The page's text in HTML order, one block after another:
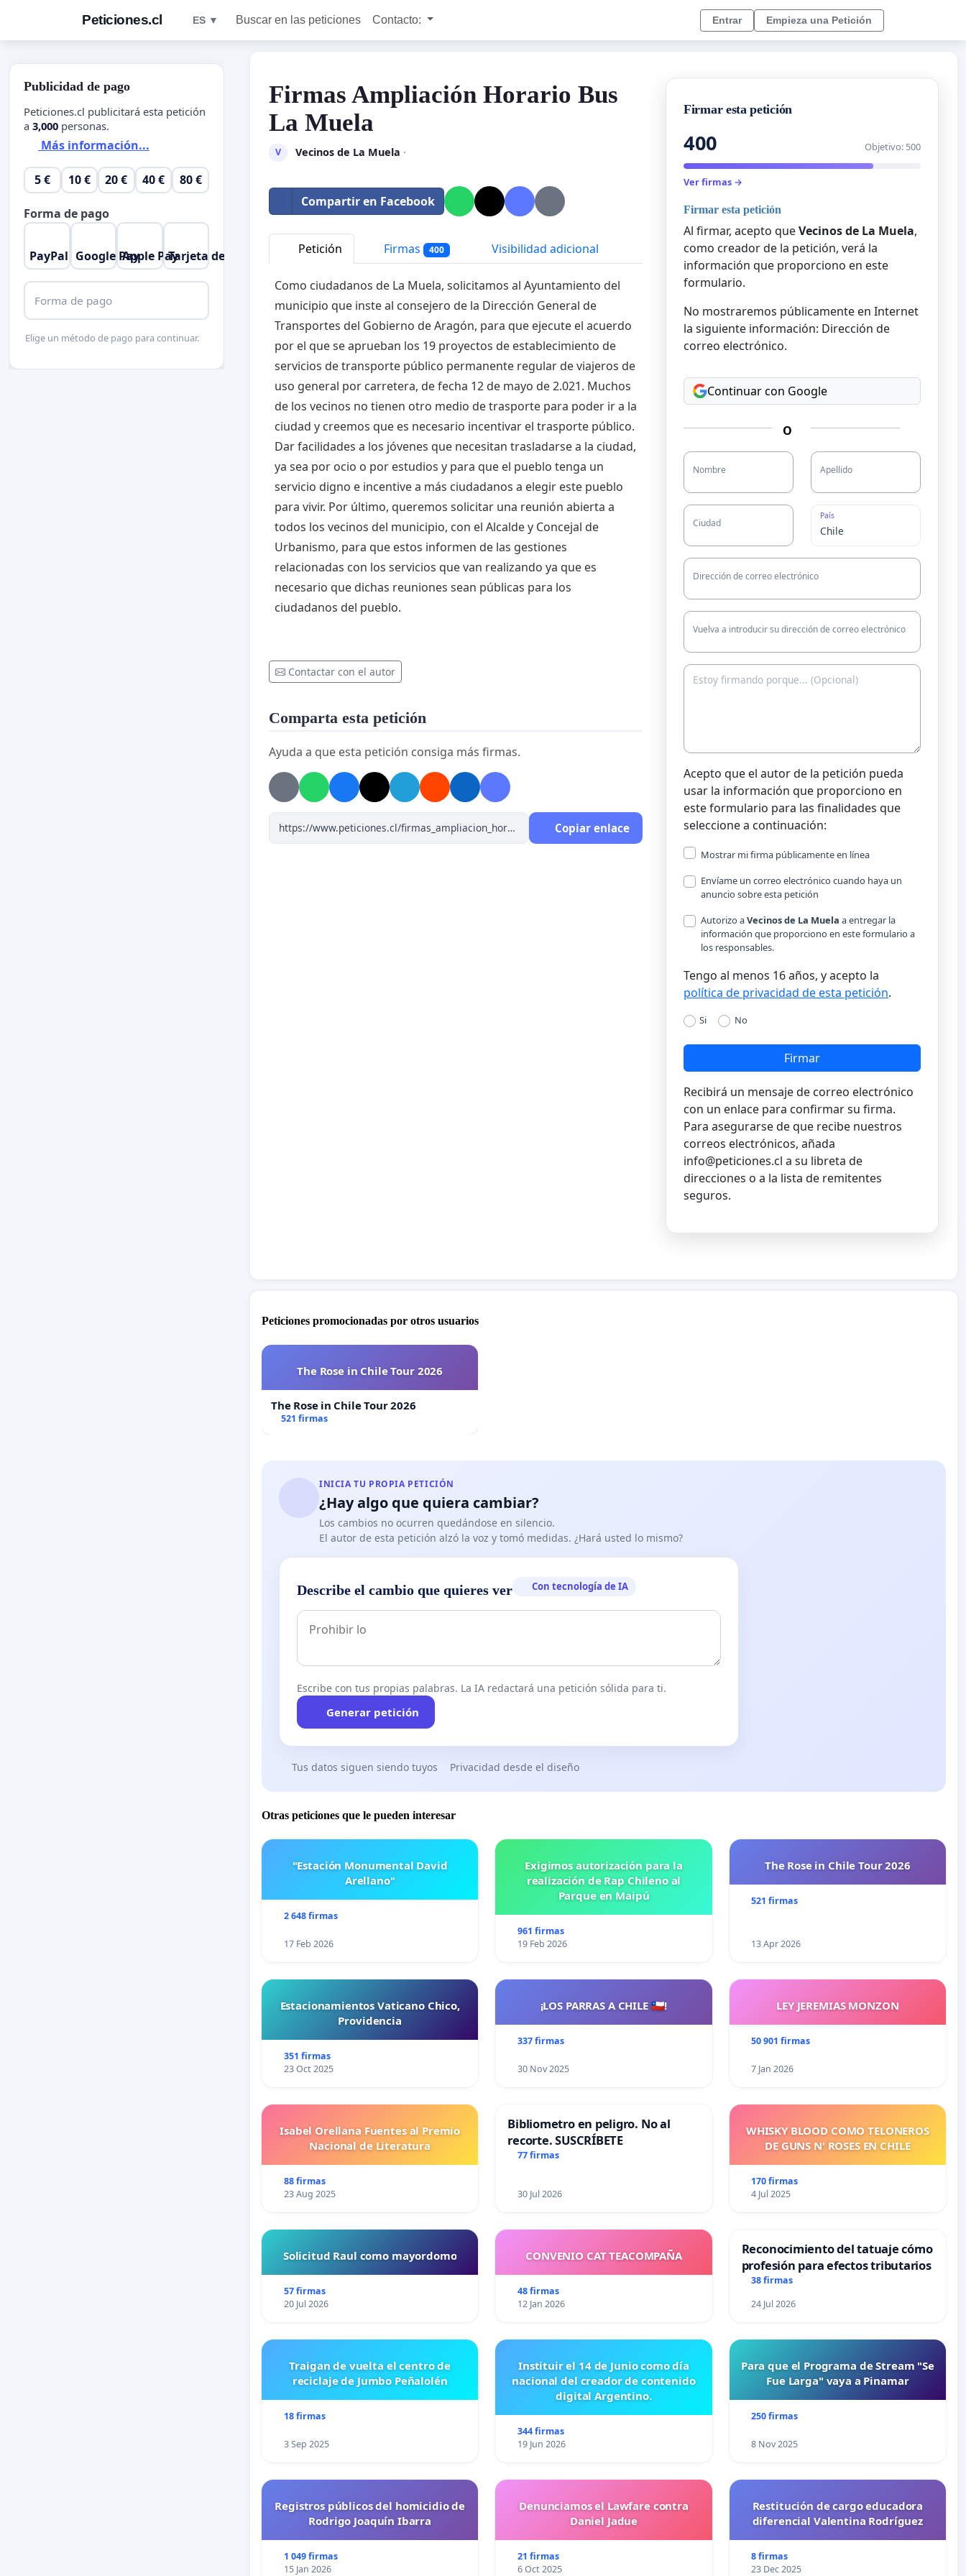
Peticiones.cl ES ▼ Buscar en las peticiones Contacto: Entrar Empieza una Petición
Firmas Ampliación Horario Bus
La Muela
V Vecinos de La Muela ·
Compartir en Facebook
Petición Firmas 400 Visibilidad adicional
Como ciudadanos de La Muela, solicitamos al Ayuntamiento del
municipio que inste al consejero de la Dirección General de
Transportes del Gobierno de Aragón, para que ejecute el acuerdo
por el que se aprueban los 19 proyectos de establecimiento de
servicios de transporte público permanente regular de viajeros de
uso general por carretera, de fecha 12 de mayo de 2.021. Muchos
de los vecinos no tienen otro medio de trasporte para poder ir a la
ciudad y creemos que es necesario incentivar el trasporte público.
Dar facilidades a los jóvenes que necesitan trasladarse a la ciudad,
ya sea por ocio o por estudios y para que el pueblo tenga un
servicio digno e incentive a más ciudadanos a elegir este pueblo
para vivir. Por último, queremos solicitar una reunión abierta a
todos los vecinos del municipio, con el Alcalde y Concejal de
Urbanismo, para que estos informen de las gestiones
relacionadas con los servicios que van realizando ya que es
necesario que dichas reuniones sean públicas para los
ciudadanos del pueblo.
Contactar con el autor
Comparta esta petición
Ayuda a que esta petición consiga más firmas.
Copiar enlace
Firmar esta petición
400 Objetivo: 500
Ver firmas →
Firmar esta petición
Al firmar, acepto queVecinos de La Muela,
como creador de la petición, verá la
información que proporciono en este
formulario.
No mostraremos públicamente en Internet
la siguiente información: Dirección de
correo electrónico.
Continuar con Google
O
Nombre Apellido
Ciudad
País
Dirección de correo electrónico
Vuelva a introducir su dirección de correo electrónico
Acepto que el autor de la petición pueda
usar la información que proporciono en
este formulario para las finalidades que
seleccione a continuación:
Mostrar mi firma públicamente en línea
Envíame un correo electrónico cuando haya un
anuncio sobre esta petición
Autorizo aVecinos de La Muela a entregar la
información que proporciono en este formulario a
los responsables.
Tengo al menos 16 años, y acepto la
política de privacidad de esta petición.
Si No
Firmar
Recibirá un mensaje de correo electrónico
con un enlace para confirmar su firma.
Para asegurarse de que recibe nuestros
correos electrónicos, añada
info@peticiones.cl a su libreta de
direcciones o a la lista de remitentes
seguros.
Peticiones promocionadas por otros usuarios
The Rose in Chile Tour 2026
The Rose in Chile Tour 2026
521 firmas
INICIA TU PROPIA PETICIÓN
¿Hay algo que quiera cambiar?
Los cambios no ocurren quedándose en silencio.
El autor de esta petición alzó la voz y tomó medidas. ¿Hará usted lo mismo?
Describe el cambio que quieres ver Con tecnología de IA
Escribe con tus propias palabras. La IA redactará una petición sólida para ti.
Generar petición
Tus datos siguen siendo tuyos Privacidad desde el diseño
Otras peticiones que le pueden interesar
"Estación Monumental David
Arellano"
2 648 firmas
17 Feb 2026
Exigimos autorización para la
realización de Rap Chileno al
Parque en Maipú
961 firmas
19 Feb 2026
The Rose in Chile Tour 2026
521 firmas
13 Apr 2026
Estacionamientos Vaticano Chico,
Providencia
351 firmas
23 Oct 2025
¡LOS PARRAS A CHILE 🇨🇱!
337 firmas
30 Nov 2025
LEY JEREMIAS MONZON
50 901 firmas
7 Jan 2026
Isabel Orellana Fuentes al Premio
Nacional de Literatura
88 firmas
23 Aug 2025
Bibliometro en peligro. No al
recorte. SUSCRÍBETE
77 firmas
30 Jul 2026
WHISKY BLOOD COMO TELONEROS
DE GUNS N' ROSES EN CHILE
170 firmas
4 Jul 2025
Solicitud Raul como mayordomo
57 firmas
20 Jul 2026
CONVENIO CAT TEACOMPAÑA
48 firmas
12 Jan 2026
Reconocimiento del tatuaje cómo
profesión para efectos tributarios
38 firmas
24 Jul 2026
Traigan de vuelta el centro de
reciclaje de Jumbo Peñalolén
18 firmas
3 Sep 2025
Instituir el 14 de Junio como día
nacional del creador de contenido
digital Argentino.
344 firmas
19 Jun 2026
Para que el Programa de Stream "Se
Fue Larga" vaya a Pinamar
250 firmas
8 Nov 2025
Registros públicos del homicidio de
Rodrigo Joaquín Ibarra
1 049 firmas
15 Jan 2026
Denunciamos el Lawfare contra
Daniel Jadue
21 firmas
6 Oct 2025
Restitución de cargo educadora
diferencial Valentina Rodríguez
8 firmas
23 Dec 2025
Publicidad de pago
Peticiones.cl publicitará esta petición
a 3,000 personas.
Más información...
5 € 10 € 20 € 40 € 80 €
Forma de pago
PayPal Google PayApple PayTarjeta de crédito
Forma de pago
Elige un método de pago para continuar.